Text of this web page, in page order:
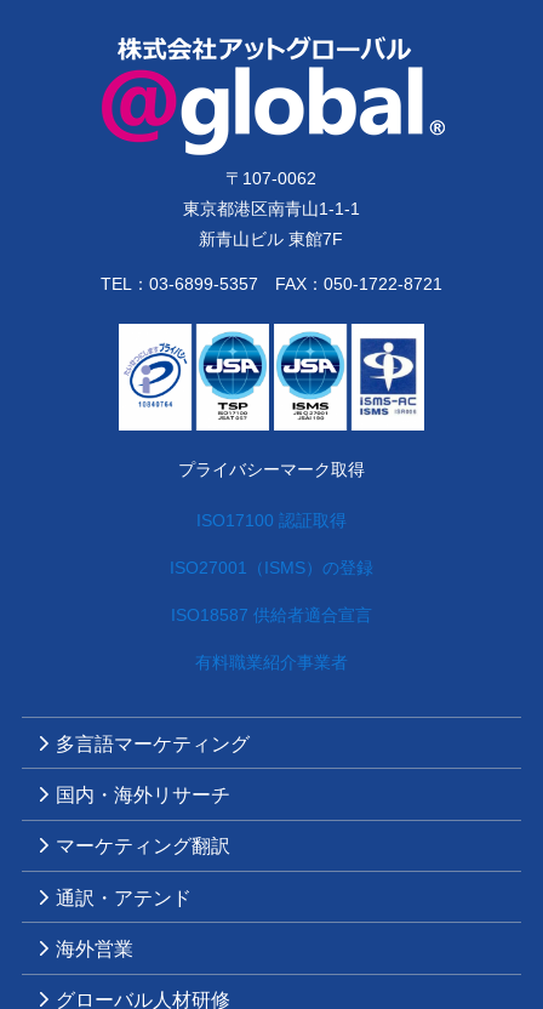
〒 107-0062
東京都港区南青山1-1-1
新青山ビル 東館7F
TEL： 03-6899-5357 FAX：050-1722-8721
プライバシーマーク取得
ISO17100 認証取得
ISO27001（ISMS）の登録
ISO18587 供給者適合宣言
有料職業紹介事業者
多言語マーケティング
国内・海外リサーチ
マーケティング翻訳
通訳・アテンド
海外営業
グローバル人材研修